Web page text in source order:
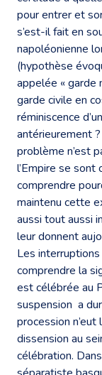
pour entrer et
s’est-il fait en
napoléonienne
(hypothèse
appelée « garde
garde civile en
réminiscence
antérieurement ?
problème n’est
l’Empire se
comprendre
maintenu cette
aussi tout aussi
leur donnent
Les
comprendre la
est célébrée au
suspension a
procession
dissension au
célébration.